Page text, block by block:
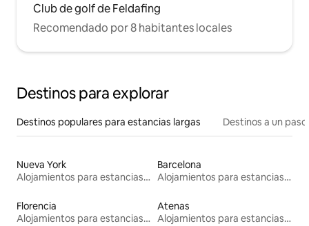
Club de golf de Feldafing
Recomendado por 8 habitantes locales
Destinos para explorar
Destinos populares para estancias largas Destinos a un
Nueva York
Alojamientos para estancias largas
Barcelona
Alojamientos para estancias largas
Florencia
Alojamientos para estancias largas
Atenas
Alojamientos para estancias largas